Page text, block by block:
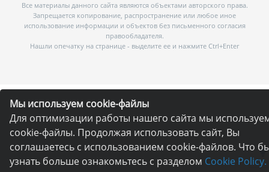
Мы используем cookie-файлы
Для оптимизации работы нашего сайта мы
cookie-файлы. Продолжая использовать сайт, Вы
соглашаетесь с использованием cookie-файлов. Что
узнать больше ознакомьтесь с разделом Cookie Policy.
Все материалы данного сайта являются объектами авторского права.
Запрещается копирование, распространение или любое иное
использование информации и объектов без письменного согласия
правообладателя.
Нашли опечатку на странице - выделите ее и нажмите Ctrl+Enter